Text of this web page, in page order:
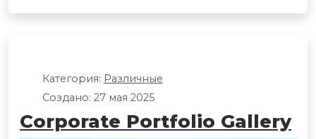
Категория: Различные
Создано: 27 мая 2025
Corporate Portfolio Gallery